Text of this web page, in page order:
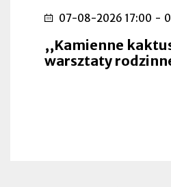
07-08-2026 17:00 -
,,Kamienne
warsztaty